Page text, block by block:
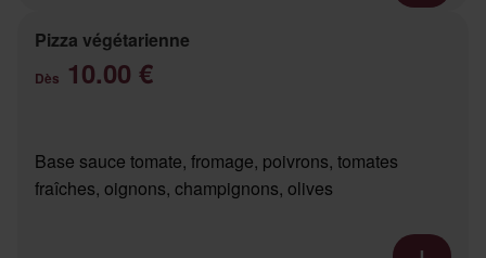
Pizza végétarienne
Dès 10.00 €
Base sauce tomate, fromage, poivrons, tomates
fraîches, oignons, champignons, olives